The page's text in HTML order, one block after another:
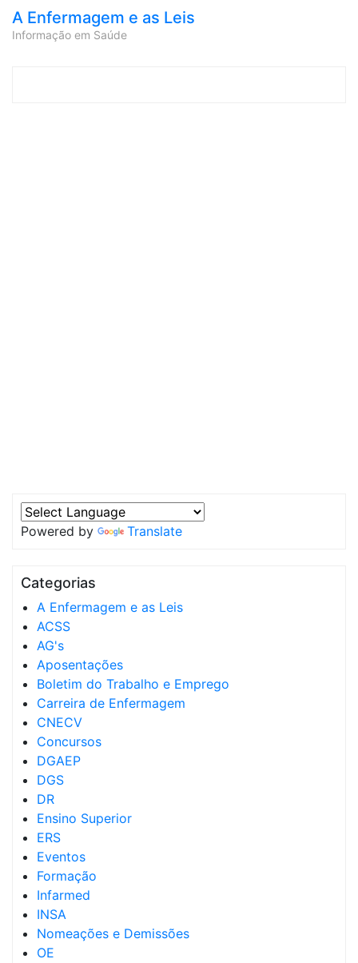
A Enfermagem e as Leis
Informação em Saúde
Powered by Translate
Categorias
A Enfermagem e as Leis
ACSS
AG's
Aposentações
Boletim do Trabalho e Emprego
Carreira de Enfermagem
CNECV
Concursos
DGAEP
DGS
DR
Ensino Superior
ERS
Eventos
Formação
Infarmed
INSA
Nomeações e Demissões
OE